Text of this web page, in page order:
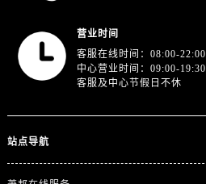
营业时间
客服在线时间：08:00-22:00
中心营业时间：09:00-19:30
客服及中心节假日不休
站点导航